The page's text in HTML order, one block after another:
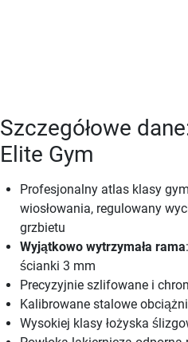
Szczegółowe
Elite Gym
Profesjonalny atlas klasy
wiosłowania, regulowany
grzbietu
Wyjątkowo wytrzymała rama
ścianki 3 mm
Precyzyjnie szlifowane i
Kalibrowane stalowe
Wysokiej klasy łożyska